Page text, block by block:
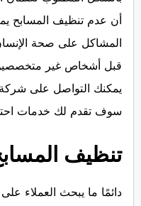
أن عدم تنظيف المسابح
المشاكل على صحة
قبل أشخاص غير
يمكنك التواصل على
سوف تقدم لك خدمات
تنظيف
دائمًا ما يبحث العملاء